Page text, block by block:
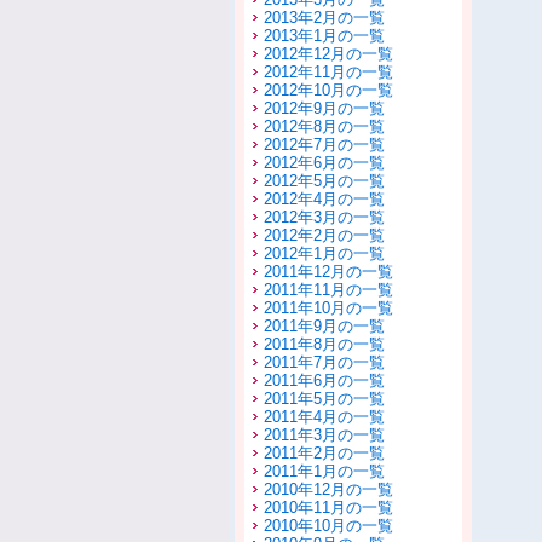
2013年2月の一覧
2013年1月の一覧
2012年12月の一覧
2012年11月の一覧
2012年10月の一覧
2012年9月の一覧
2012年8月の一覧
2012年7月の一覧
2012年6月の一覧
2012年5月の一覧
2012年4月の一覧
2012年3月の一覧
2012年2月の一覧
2012年1月の一覧
2011年12月の一覧
2011年11月の一覧
2011年10月の一覧
2011年9月の一覧
2011年8月の一覧
2011年7月の一覧
2011年6月の一覧
2011年5月の一覧
2011年4月の一覧
2011年3月の一覧
2011年2月の一覧
2011年1月の一覧
2010年12月の一覧
2010年11月の一覧
2010年10月の一覧